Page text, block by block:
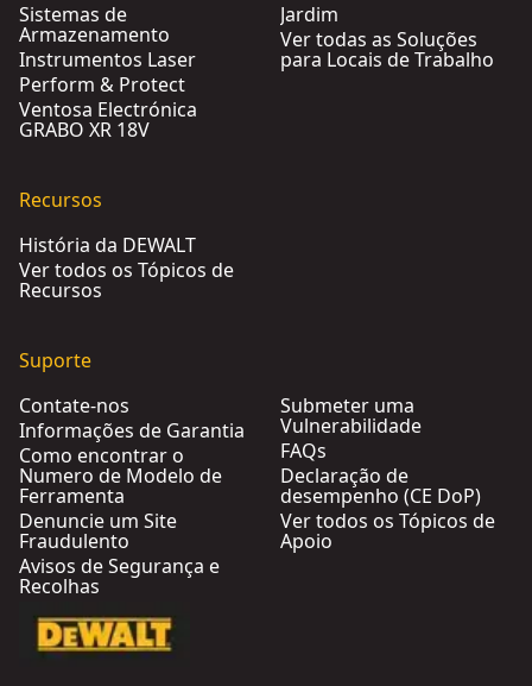
Sistemas de
Armazenamento
Instrumentos Laser
Perform & Protect
Ventosa Electrónica
GRABO XR 18V
Jardim
Ver todas as Soluções
para Locais de Trabalho
Recursos
História da DEWALT
Ver todos os Tópicos de
Recursos
Suporte
Contate-nos
Informações de Garantia
Como encontrar o
Numero de Modelo de
Ferramenta
Denuncie um Site
Fraudulento
Avisos de Segurança e
Recolhas
Submeter uma
Vulnerabilidade
FAQs
Declaração de
desempenho (CE DoP)
Ver todos os Tópicos de
Apoio